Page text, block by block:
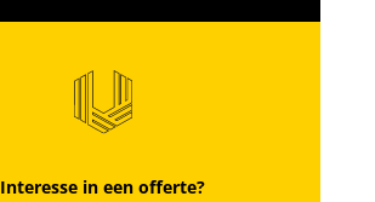
Interesse in een offerte?